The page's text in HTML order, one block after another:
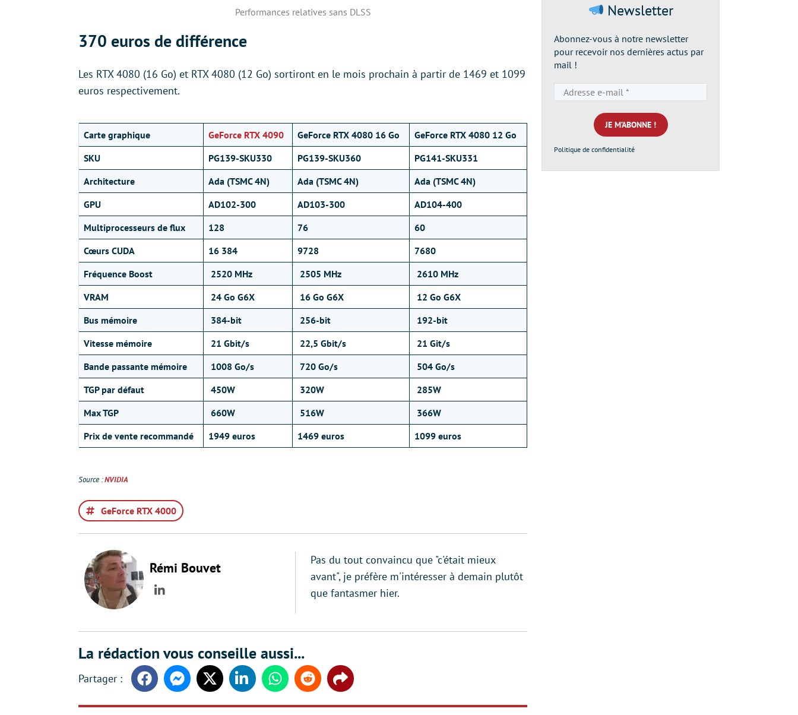
Performances relatives sans DLSS
370 euros de différence
Les RTX 4080 (16 Go) et RTX 4080 (12 Go) sortiront en le mois prochain à partir de 1469 et 1099
euros respectivement.
Carte graphique GeForce RTX 4090 GeForce RTX 4080 16 Go
GeForce RTX 4080 12 Go
SKU
PG139-SKU330 PG139-SKU360
PG141-SKU331
Architecture
Ada (TSMC 4N) Ada (TSMC 4N)
Ada (TSMC 4N)
GPU
AD102-300 AD103-300
AD104-400
Multiprocesseurs de flux
128 76
60
Cœurs CUDA
16 384 9728
7680
Fréquence Boost
2520 MHz 2505 MHz
2610 MHz
VRAM
24 Go G6X 16 Go G6X
12 Go G6X
Bus mémoire
384-bit 256-bit
192-bit
Vitesse mémoire
21 Gbit/s 22,5 Gbit/s
21 Git/s
Bande passante mémoire
1008 Go/s 720 Go/s
504 Go/s
TGP par défaut
450W 320W
285W
Max TGP
660W 516W
366W
Prix de vente recommandé
1949 euros 1469 euros 1099 euros
Source :NVIDIA
GeForce RTX 4000
Rémi Bouvet
LinkedIn
Pas du tout convaincu que "c'était mieux
avant", je préfère m'intéresser à demain plutôt
que fantasmer hier.
La rédaction vous conseille aussi...
FacebookMessengerTwitter LinkedinWhatsappReddit Share
Newsletter
Abonnez-vous à notre newsletter
pour recevoir nos dernières actus par
mail !
e-
mail
*
Politique de confidentialité